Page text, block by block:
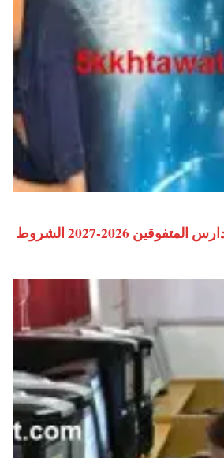
طريقة التقديم في مدارس المتفوقين 2026-2027 الشروط